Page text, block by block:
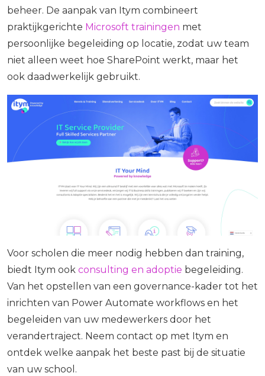
beheer. De aanpak van Itym combineert
praktijkgerichte Microsoft trainingen met
persoonlijke begeleiding op locatie, zodat uw team
niet alleen weet hoe SharePoint werkt, maar het
ook daadwerkelijk gebruikt.
Voor scholen die meer nodig hebben dan training,
biedt Itym ook consulting en adoptie begeleiding.
Van het opstellen van een governance-kader tot het
inrichten van Power Automate workflows en het
begeleiden van uw medewerkers door het
verandertraject. Neem contact op met Itym en
ontdek welke aanpak het beste past bij de situatie
van uw school.